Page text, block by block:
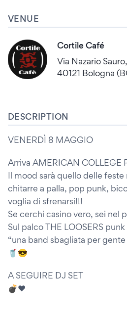
VENUE
Cortile Café
Via Nazario
40121 Bologna
DESCRIPTION
VENERDÌ 8 MAGGIO
Arriva AMERICAN COLLEGE
Il mood sarà quello delle
chitarre a palla, pop punk,
voglia di sfrenarsi!!!
Se cerchi casino vero, sei nel
Sul palco THE LOOSERS
“una band sbagliata per
🥤😎
A SEGUIRE DJ SET
💣❤️